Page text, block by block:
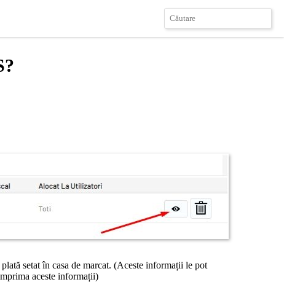
setat în casa de marcat. (Aceste informații le pot
aceste informații)